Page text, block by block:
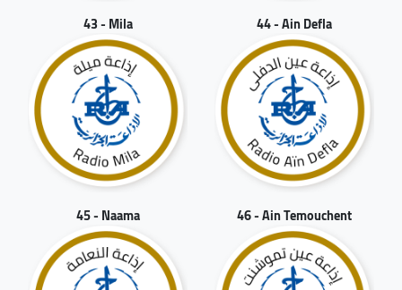
43 - Mila 44 - Ain Defla
45 - Naama 46 - Ain Temouchent